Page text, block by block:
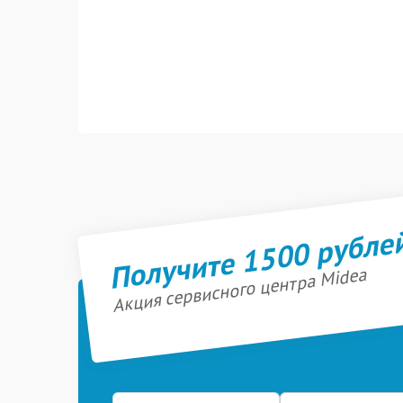
Получите 1500
Акция сервисного центра Midea